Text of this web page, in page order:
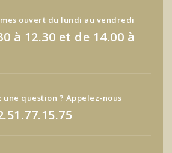
ouvert du lundi au vendredi
à 12.30 et de 14.00 à
une question ? Appelez-nous